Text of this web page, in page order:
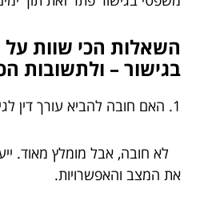
השאלות הכי שוות על
בגישור – ולתשובות
1. האם חובה להביא עורך דין לגישור?
לא חובה, אבל מומלץ מאוד.
את המצב והאפשרויות.